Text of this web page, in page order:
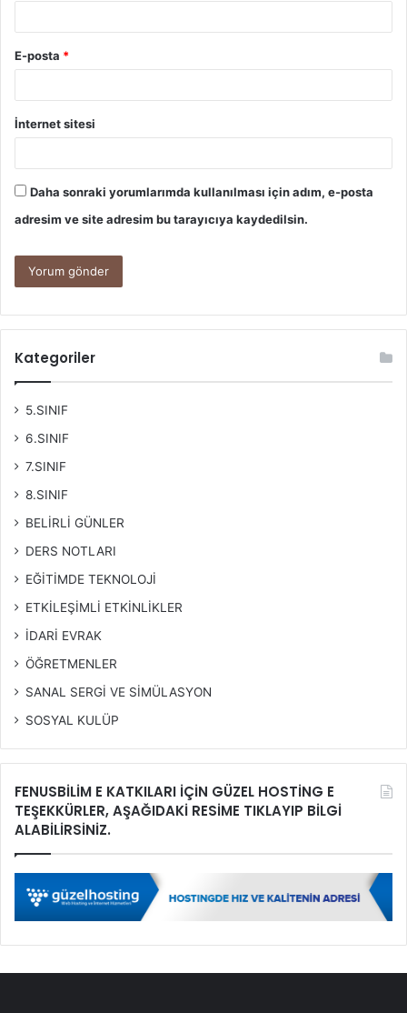
E-posta *
İnternet sitesi
Daha sonraki yorumlarımda kullanılması için adım, e-posta
adresim ve site adresim bu tarayıcıya kaydedilsin.
Kategoriler
5.SINIF
6.SINIF
7.SINIF
8.SINIF
BELİRLİ GÜNLER
DERS NOTLARI
EĞİTİMDE TEKNOLOJİ
ETKİLEŞİMLİ ETKİNLİKLER
İDARİ EVRAK
ÖĞRETMENLER
SANAL SERGİ VE SİMÜLASYON
SOSYAL KULÜP
FENUSBİLİM E KATKILARI İÇİN GÜZEL HOSTİNG E
TEŞEKKÜRLER, AŞAĞIDAKİ RESİME TIKLAYIP BİLGİ
ALABİLİRSİNİZ.